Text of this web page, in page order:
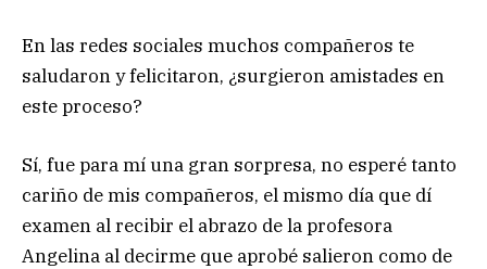
En las redes sociales muchos compañeros te
saludaron y felicitaron, ¿surgieron amistades en
este proceso?
Sí, fue para mí una gran sorpresa, no esperé tanto
cariño de mis compañeros, el mismo día que dí
examen al recibir el abrazo de la profesora
Angelina al decirme que aprobé salieron como de